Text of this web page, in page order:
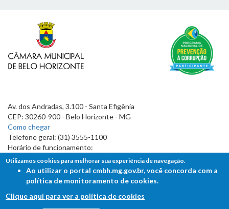
Av. dos Andradas, 3.100 - Santa Efigênia
CEP: 30260-900 - Belo Horizonte - MG
Como chegar
Telefone geral: (31) 3555-1100
Horário de funcionamento:
7h às 19h
Utilizamos cookies para melhorar sua experiência de navegação.
Ao utilizar o portal cmbh.mg.gov.br, você concorda com a
política de monitoramento de cookies.
Clique aqui para ver a política de cookies